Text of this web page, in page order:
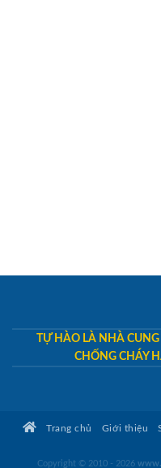
TỰ HÀO LÀ NHÀ
CHỐNG CHÁY
Trang chủ Giới thiệu
Copyright © 2010 - 2026